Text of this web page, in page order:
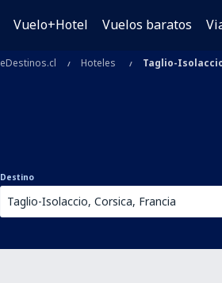
Vuelo+Hotel Vuelos baratos
eDestinos.cl Hoteles Taglio-
Destino